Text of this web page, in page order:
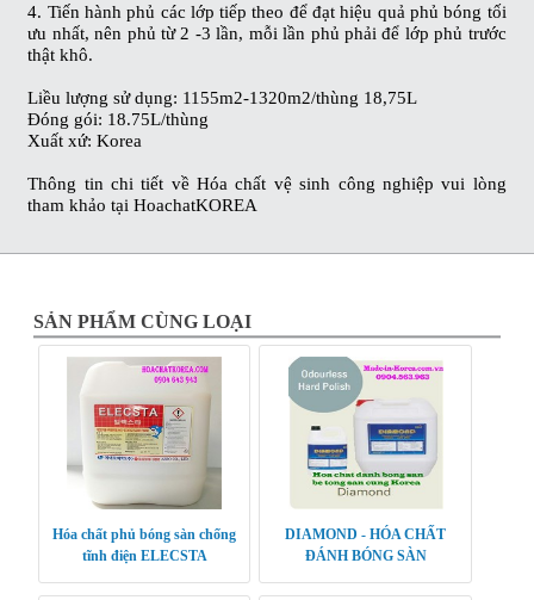
4. Tiến hành phủ các lớp tiếp theo để đạt hiệu quả phủ bóng tối
ưu nhất, nên phủ từ 2 -3 lần, mỗi lần phủ phải để lớp phủ trước
thật khô.
Liều lượng sử dụng: 1155m2-1320m2/thùng 18,75L
Đóng gói: 18.75L/thùng
Xuất xứ: Korea
Thông tin chi tiết vềHóa chất vệ sinh công nghiệp vui lòng
tham khảo tại HoachatKOREA
SẢN PHẨM CÙNG LOẠI
Hóa chất phủ bóng sàn chống
tĩnh điện ELECSTA
DIAMOND - HÓA CHẤT
ĐÁNH BÓNG SÀN